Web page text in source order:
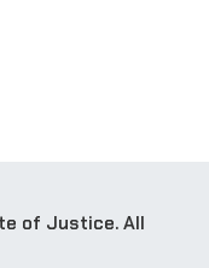
of Justice. All